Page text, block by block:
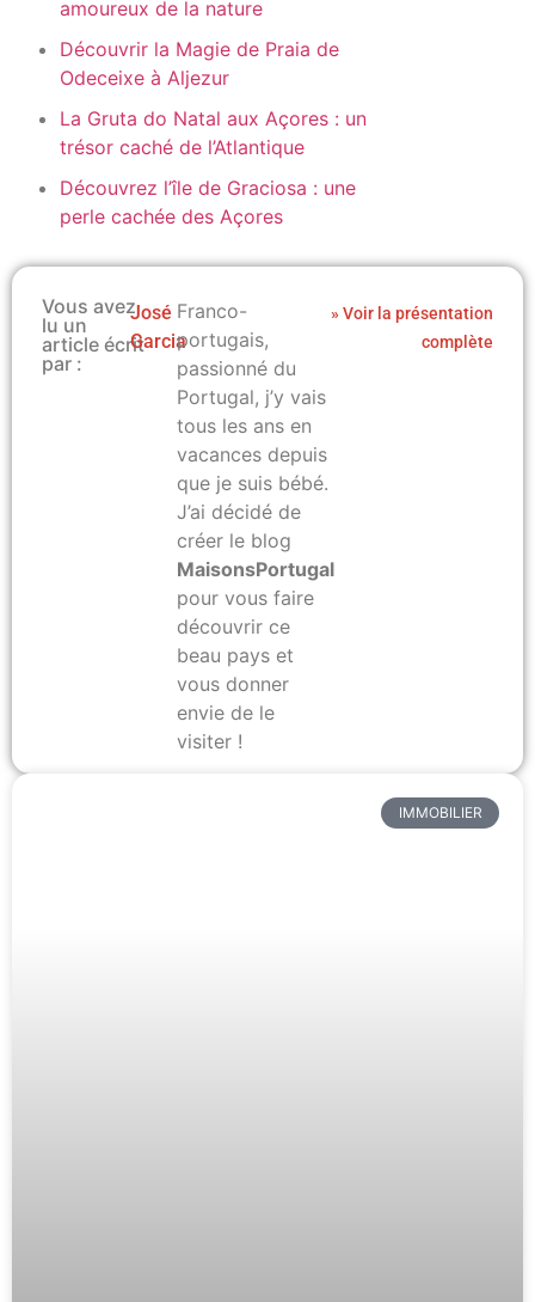
amoureux de la nature
Découvrir la Magie de Praia de
Odeceixe à Aljezur
La Gruta do Natal aux Açores : un
trésor caché de l’Atlantique
Découvrez l’île de Graciosa : une
perle cachée des Açores
Vous avez
lu un
article écrit
par :
José
Garcia
Franco-
portugais,
passionné du
Portugal, j’y vais
tous les ans en
vacances depuis
que je suis bébé.
J’ai décidé de
créer le blog
MaisonsPortugal.com
pour vous faire
découvrir ce
beau pays et
vous donner
envie de le
visiter !
» Voir la présentation
complète
IMMOBILIER